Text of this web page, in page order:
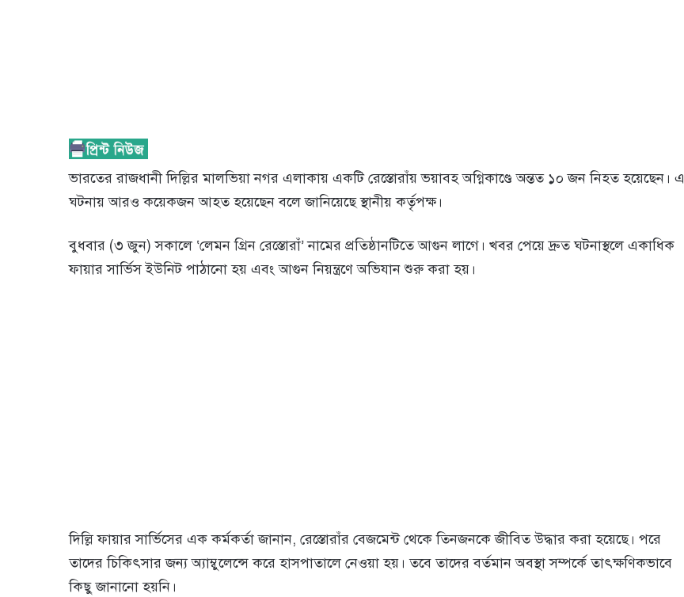
ভারতের রাজধানী দিল্লির মালভিয়া নগর এলাকায় একটি রেস্তোরাঁয় ভয়াবহ অগ্নিকাণ্ডে অন্তত ১০ জন নিহত হয়েছেন। এ
ঘটনায় আরও কয়েকজন আহত হয়েছেন বলে জানিয়েছে স্থানীয় কর্তৃপক্ষ।
বুধবার (৩ জুন) সকালে ‘লেমন গ্রিন রেস্তোরাঁ’ নামের প্রতিষ্ঠানটিতে আগুন লাগে। খবর পেয়ে দ্রুত ঘটনাস্থলে একাধিক
ফায়ার সার্ভিস ইউনিট পাঠানো হয় এবং আগুন নিয়ন্ত্রণে অভিযান শুরু করা হয়।
দিল্লি ফায়ার সার্ভিসের এক কর্মকর্তা জানান, রেস্তোরাঁর বেজমেন্ট থেকে তিনজনকে জীবিত উদ্ধার করা হয়েছে। পরে
তাদের চিকিৎসার জন্য অ্যাম্বুলেন্সে করে হাসপাতালে নেওয়া হয়। তবে তাদের বর্তমান অবস্থা সম্পর্কে তাৎক্ষণিকভাবে
কিছু জানানো হয়নি।